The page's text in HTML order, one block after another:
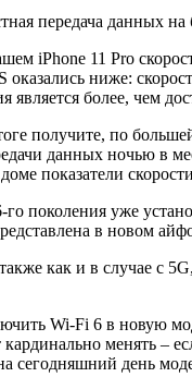
передача данных
iPhone 11 Pro
ниже:
является более, чем
получите, по
данных ночью в
показатели
го поколения уже
в новом
как и в случае с
Wi-Fi 6 в новую
менять –
сегодняшний день